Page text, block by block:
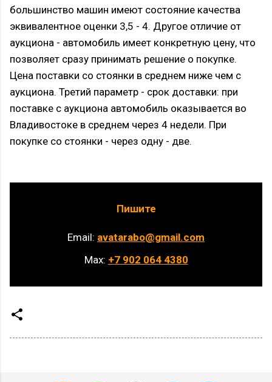
большинство машин имеют состояние качества
эквивалентное оценки 3,5 - 4. Другое отличие от
аукциона - автомобиль имеет конкретную цену, что
позволяет сразу принимать решение о покупке.
Цена поставки со стоянки в среднем ниже чем с
аукциона. Третий параметр - срок доставки: при
поставке с аукциона автомобиль оказывается во
Владивостоке в среднем через 4 недели. При
покупке со стоянки - через одну - две.
Пишите
Email: avatarabo@gmail.com
Max: +7 902 064 4380